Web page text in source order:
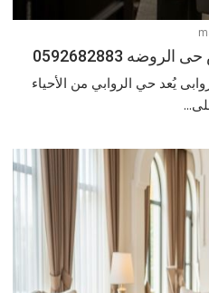
0592682883
يُعد حي الروابي من الأحياء